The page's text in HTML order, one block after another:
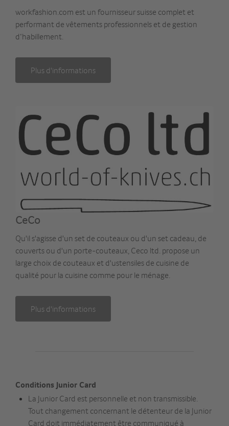
workfashion.com est un fournisseur suisse complet et
performant de vêtements professionnels et de gestion
d‘habillement.
Plus d'informations
CeCo
Qu'il s'agisse d'un set de couteaux ou d'un set cadeau, de
couverts ou d'un porte-couteaux, Ceco ltd. propose un
large choix de couteaux et d'ustensiles de cuisine de
qualité pour la cuisine comme pour le ménage.
Plus d'informations
Conditions Junior Card
La Junior Card est personnelle et non transmissible.
Tout changement concernant le détenteur de la Junior
Card doit immédiatement être communiqué à